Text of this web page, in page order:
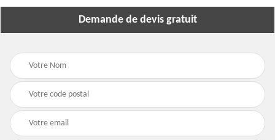
Demande de devis gratuit